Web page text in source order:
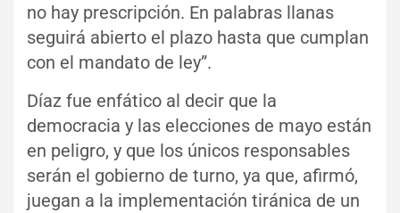
no hay prescripción. En palabras llanas
seguirá abierto el plazo hasta que cumplan
con el mandato de ley”.
Díaz fue enfático al decir que la
democracia y las elecciones de mayo están
en peligro, y que los únicos responsables
serán el gobierno de turno, ya que, afirmó,
juegan a la implementación tiránica de un